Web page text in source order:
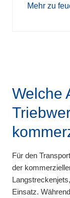
Mehr zu
Welche
Für den
der
Einsatz.